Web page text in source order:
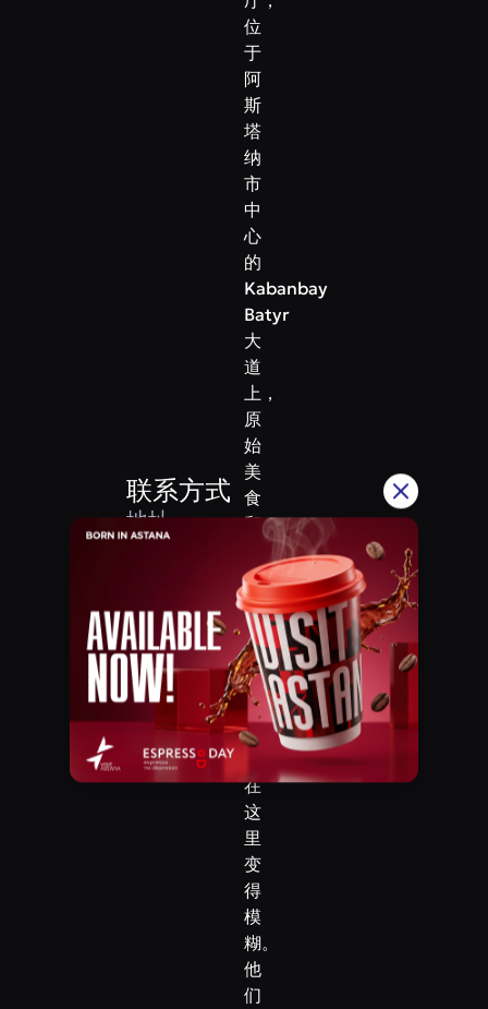
位
于
阿
斯
塔
纳
市
中
心
的
Kabanbay
Batyr
大
道
上，
原
始
美
食
和
典
美
食
之
间
的
界
在
这
里
变
得
模
糊。
他
们
联系方式
地址
卡班湾巴特尔大道，15/1
+7 (775) 102-98-78